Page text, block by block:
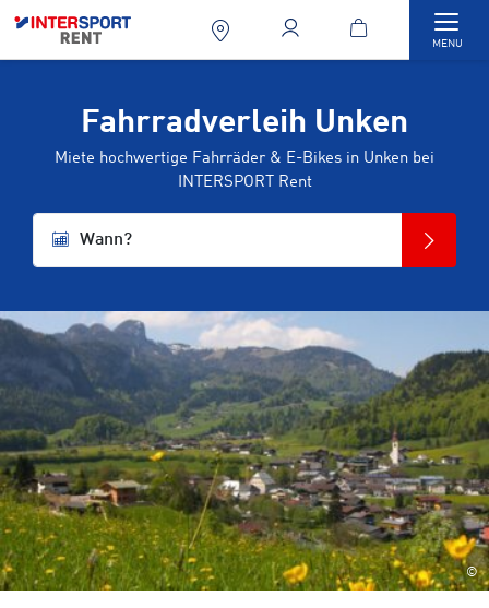
MENU
Fahrradverleih Unken
Miete hochwertige Fahrräder & E-Bikes in Unken bei
INTERSPORT Rent
Wann?
©